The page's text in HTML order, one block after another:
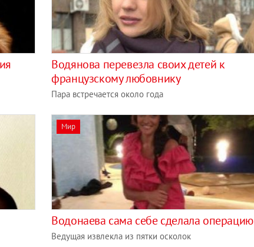
Водянова перевезла своих детей к
французскому любовнику
Пара встречается около года
Мир
Водонаева сама себе сделала операцию
Ведущая извлекла из пятки осколок